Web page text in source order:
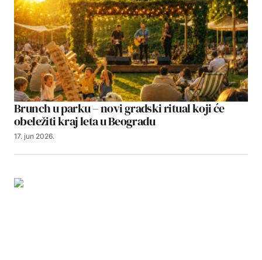
Brunch u parku – novi gradski ritual koji će
obeležiti kraj leta u Beogradu
17. jun 2026.